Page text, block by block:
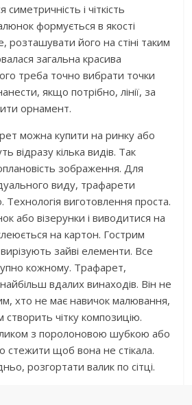
і чіткість
формується в якості
розташувати його на стіні таким
загальна красива
треба точно вибрати точки
якщо потрібно, лінії, за
орнамент.
можна купити на ринку або
відразу кілька видів. Так
зображення. Для
виду, трафарети
Технологія виготовлення проста.
або візерунки і виводитися на
на картон. Гострим
зайві елементи. Все
кожному. Трафарет,
вдалих винаходів. Він не
хто не має навичок малювання,
чітку композицію.
з поролоновою шубкою або
стежити щоб вона не стікала.
розгортати валик по сітці.